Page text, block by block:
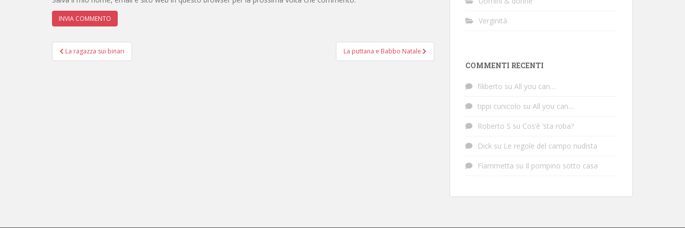
Navigazione
articoli
La ragazza sui binari La puttana e Babbo Natale
Verginità
COMMENTI RECENTI
filiberto su All you can…
tippi cunicolo su All you can…
Roberto S su Cos’è ‘sta roba?
Dick su Le regole del campo nudista
Fiammetta su Il pompino sotto casa